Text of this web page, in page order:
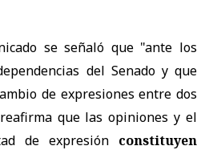
se señaló que "ante los
del Senado y que
de expresiones entre dos
que las opiniones y el
de expresión constituyen